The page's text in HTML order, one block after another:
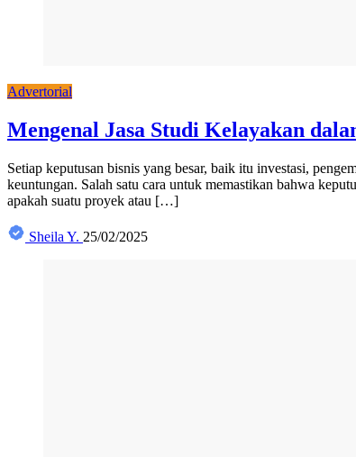
Advertorial
Mengenal Jasa Studi Kelayakan
Setiap keputusan bisnis yang besar, baik itu investasi,
keuntungan. Salah satu cara untuk memastikan bahwa
apakah suatu proyek atau […]
Sheila Y. 25/02/2025